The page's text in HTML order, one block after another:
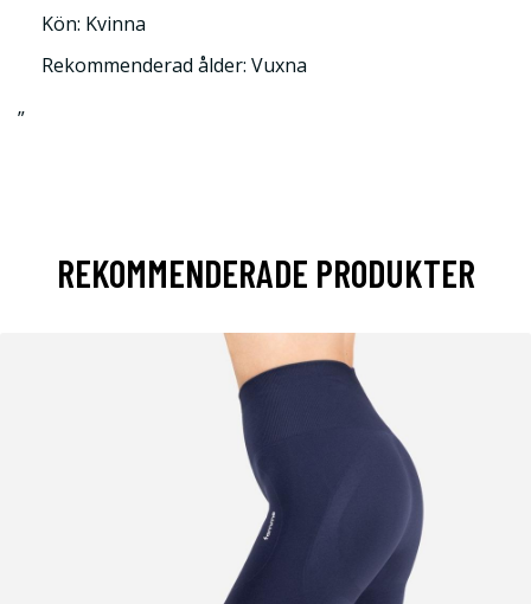
Kön: Kvinna
Rekommenderad ålder: Vuxna
”
REKOMMENDERADE PRODUKTER